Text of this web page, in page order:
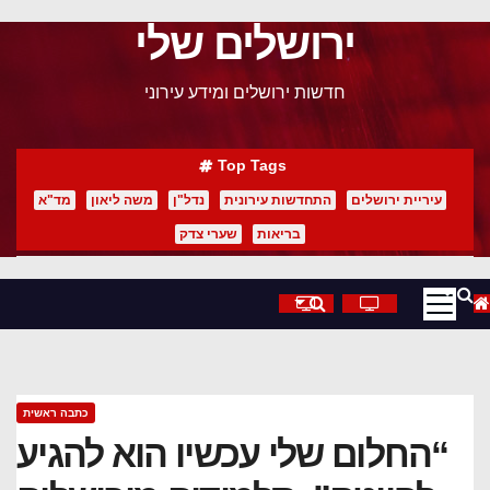
ירושלים שלי
חדשות ירושלים ומידע עירוני
Top Tags
עיריית ירושלים התחדשות עירונית נדל"ן משה ליאון מד"א
בריאות שערי צדק
כתבה ראשית
“החלום שלי עכשיו הוא להגיע